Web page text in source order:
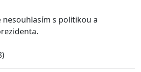
s politikou a